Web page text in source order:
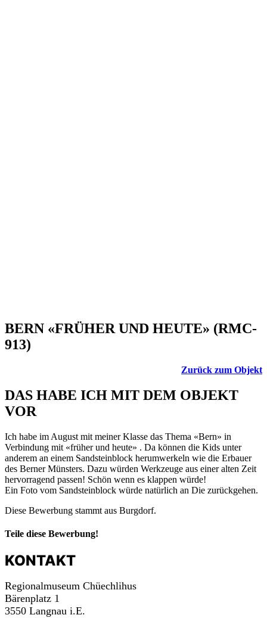
BERN «FRÜHER UND HEUTE» (RMC-
913)
Zurück zum Objekt
DAS HABE ICH MIT DEM OBJEKT
VOR
Ich habe im August mit meiner Klasse das Thema «Bern» in
Verbindung mit «früher und heute» . Da können die Kids unter
anderem an einem Sandsteinblock herumwerkeln wie die Erbauer
des Berner Münsters. Dazu würden Werkzeuge aus einer alten Zeit
hervorragend passen! Schön wenn es klappen würde!
Ein Foto vom Sandsteinblock würde natürlich an Die zurückgehen.
Diese Bewerbung stammt aus Burgdorf.
Teile diese Bewerbung!
KONTAKT
Regionalmuseum Chüechlihus
Bärenplatz 1
3550 Langnau i.E.